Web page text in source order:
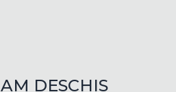
AM DESCHIS